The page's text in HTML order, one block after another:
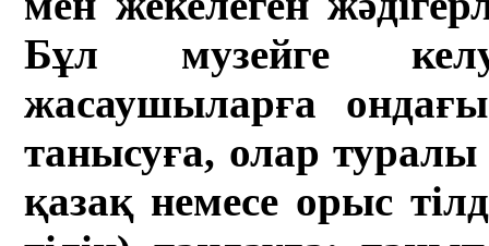
Бұл музейге
жасаушыларға
танысуға, олар туралы
қазақ немесе орыс